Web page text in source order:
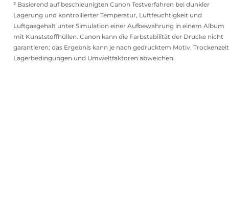
³ Basierend auf beschleunigten Canon Testverfahren bei dunkler
Lagerung und kontrollierter Temperatur, Luftfeuchtigkeit und
Luftgasgehalt unter Simulation einer Aufbewahrung in einem Album
mit Kunststoffhüllen. Canon kann die Farbstabilität der Drucke nicht
garantieren; das Ergebnis kann je nach gedrucktem Motiv,
Lagerbedingungen und Umweltfaktoren abweichen.